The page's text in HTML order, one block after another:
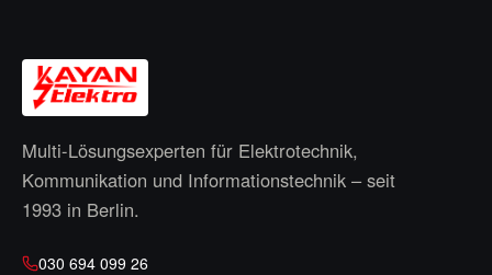
Multi-Lösungsexperten für Elektrotechnik,
Kommunikation und Informationstechnik – seit
1993 in Berlin.
030 694 099 26